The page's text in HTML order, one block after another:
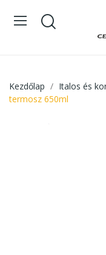
Kezdőlap Italos és
termosz 650ml